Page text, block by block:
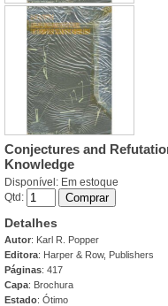
Conjectures and
Knowledge
Disponível: Em estoque
Qtd: Comprar
Detalhes
Autor: Karl R. Popper
Editora: Harper & Row, Publishers
Páginas: 417
Capa: Brochura
Estado: Ótimo